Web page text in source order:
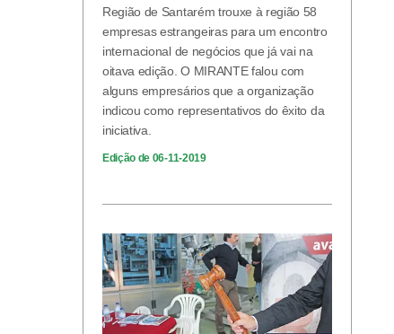
Região de Santarém trouxe à região 58
empresas estrangeiras para um encontro
internacional de negócios que já vai na
oitava edição. O MIRANTE falou com
alguns empresários que a organização
indicou como representativos do êxito da
iniciativa.
Edição de 06-11-2019